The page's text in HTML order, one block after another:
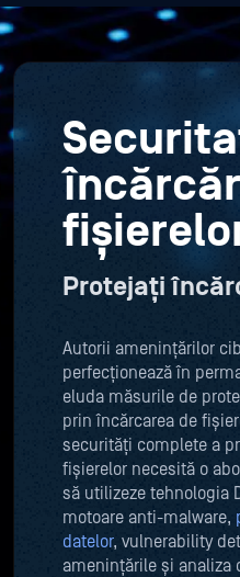
Protejați
Autorii amenințărilor
perfecționează în
eluda măsurile de
prin încărcarea de
securități complete a
fișierelor necesită o
să utilizeze tehnologia
motoare anti-malware,
datelor, vulnerability
amenințările și analiza